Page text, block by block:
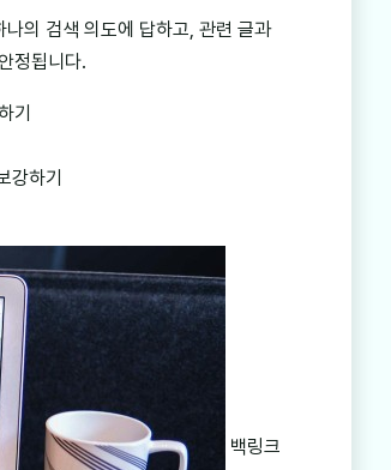
의 검색 의도에 답하고, 관련 글과
정됩니다.
기
강하기
백링크